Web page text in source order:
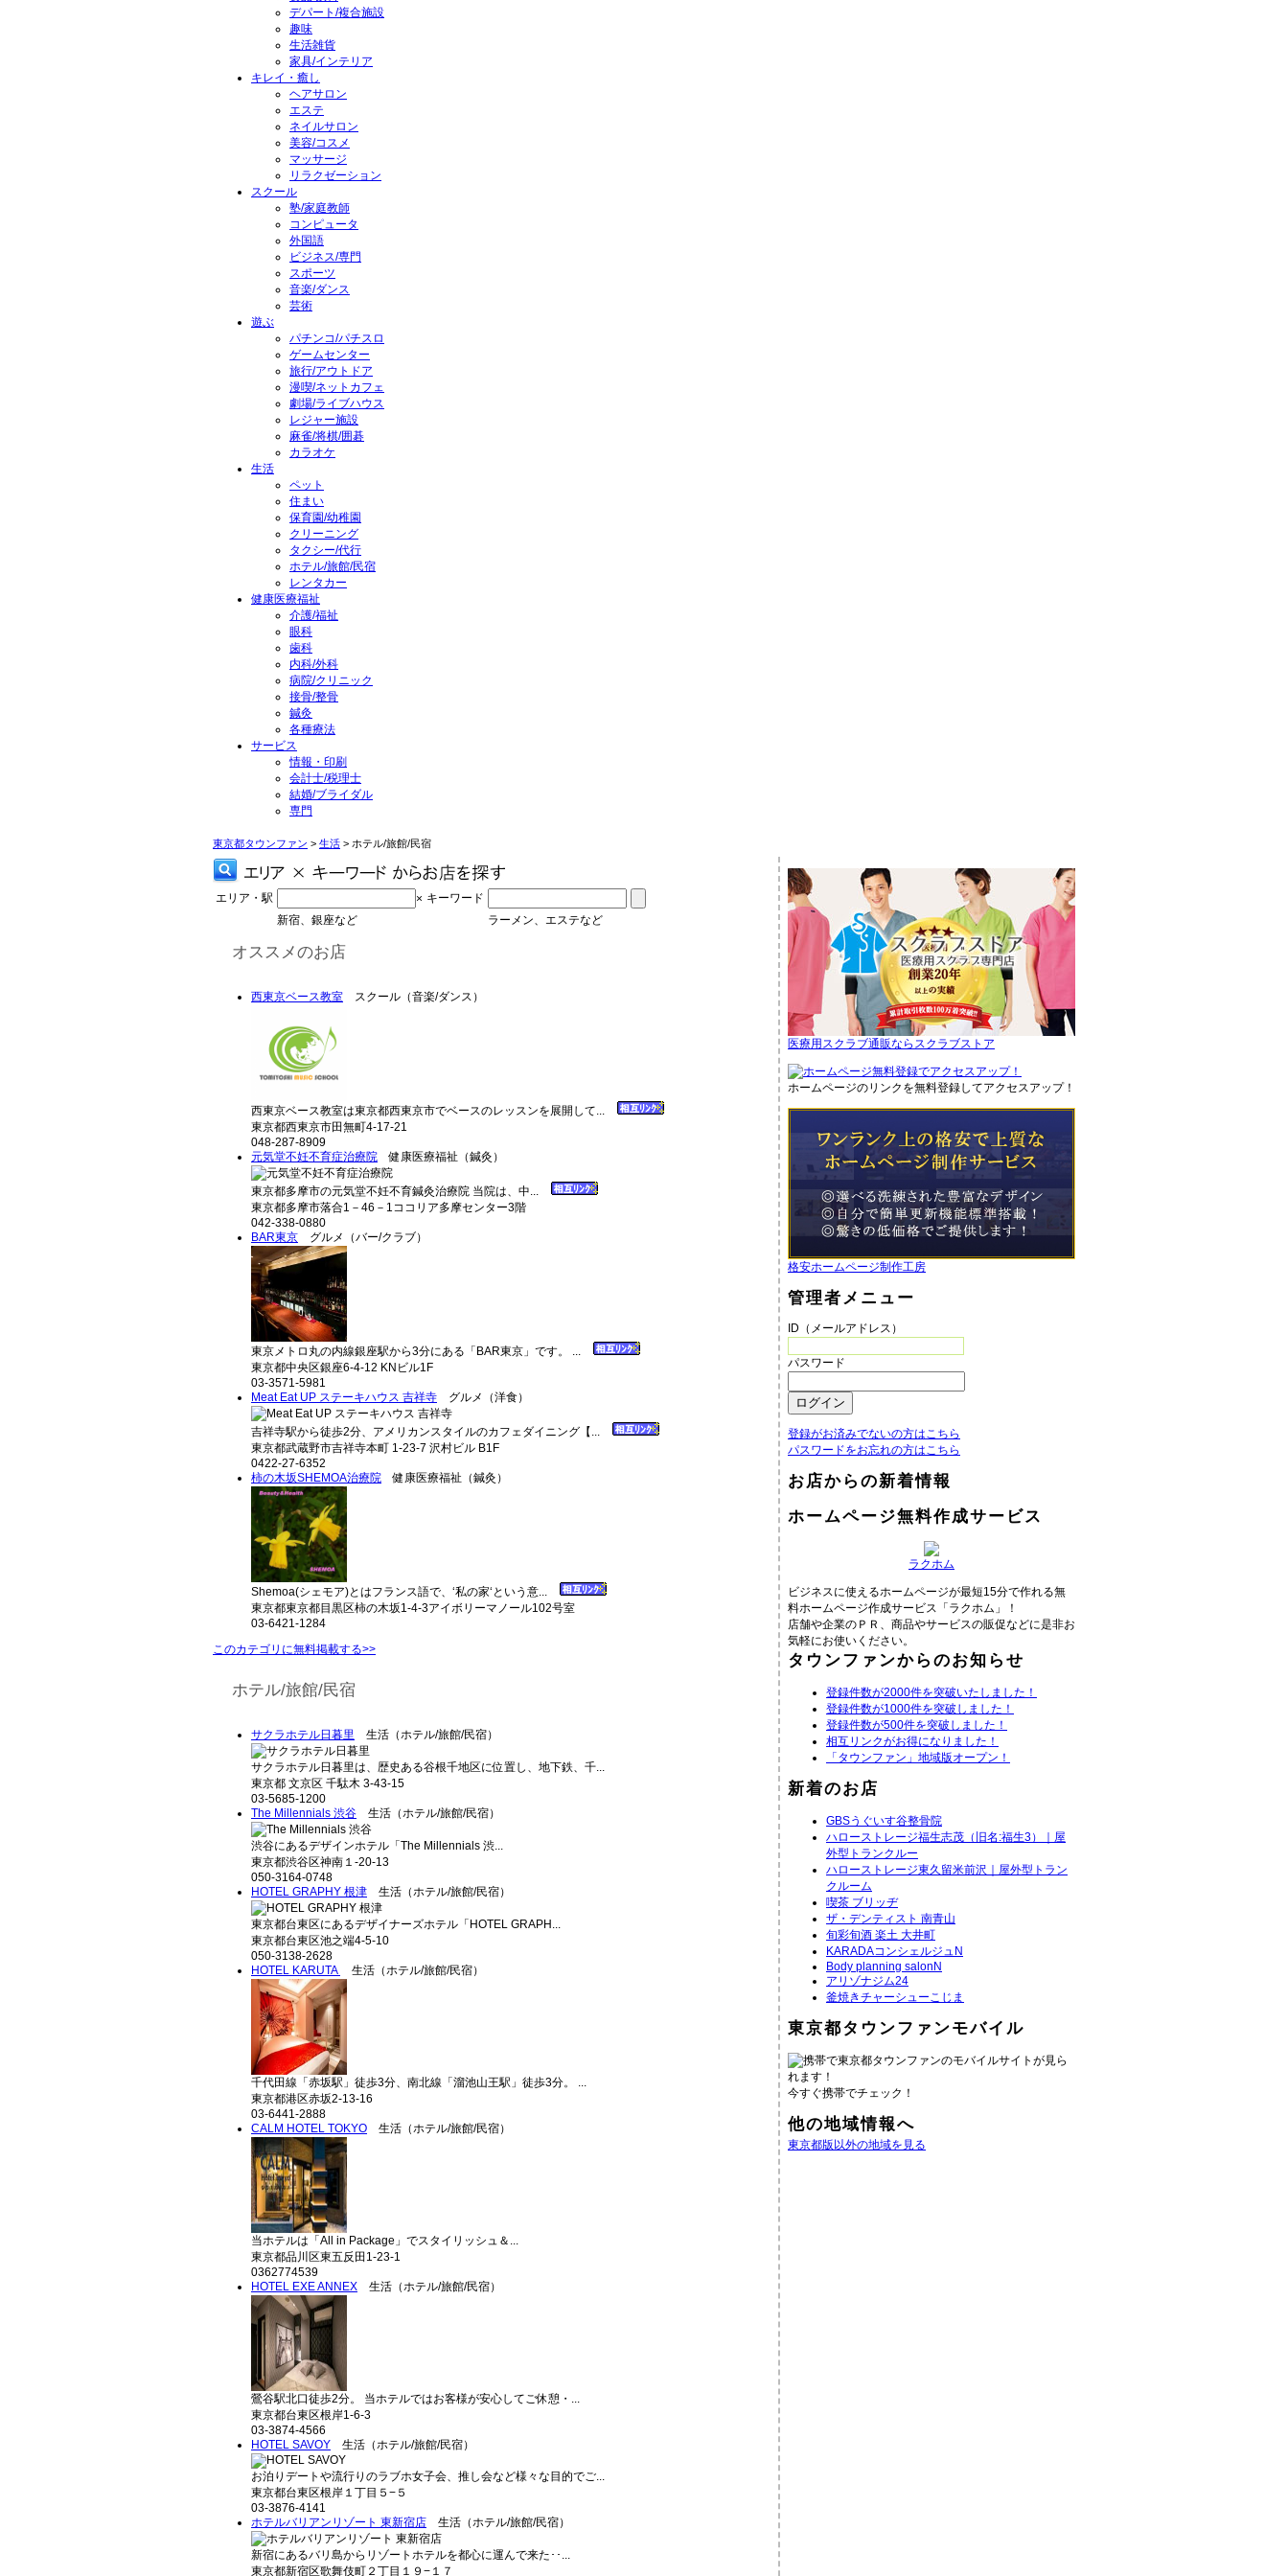
デパート/複合施設
趣味
生活雑貨
家具/インテリア
キレイ・癒し
ヘアサロン
エステ
ネイルサロン
美容/コスメ
マッサージ
リラクゼーション
スクール
塾/家庭教師
コンピュータ
外国語
ビジネス/専門
スポーツ
音楽/ダンス
芸術
遊ぶ
パチンコ/パチスロ
ゲームセンター
旅行/アウトドア
漫喫/ネットカフェ
劇場/ライブハウス
レジャー施設
麻雀/将棋/囲碁
カラオケ
生活
ペット
住まい
保育園/幼稚園
クリーニング
タクシー/代行
ホテル/旅館/民宿
レンタカー
健康医療福祉
介護/福祉
眼科
歯科
内科/外科
病院/クリニック
接骨/整骨
鍼灸
各種療法
サービス
情報・印刷
会計士/税理士
結婚/ブライダル
専門
東京都タウンファン > 生活 > ホテル/旅館/民宿
エリア・駅 × キーワード
新宿、銀座など
ラーメン、エステなど
オススメのお店
西東京ベース教室 スクール（音楽/ダンス）
西東京ベース教室は東京都西東京市でベースのレッスンを展開して...
東京都西東京市田無町4-17-21
048-287-8909
元気堂不妊不育症治療院 健康医療福祉（鍼灸）
東京都多摩市の元気堂不妊不育鍼灸治療院 当院は、中...
東京都多摩市落合1－46－1ココリア多摩センター3階
042-338-0880
BAR東京 グルメ（バー/クラブ）
東京メトロ丸の内線銀座駅から3分にある「BAR東京」です。 ...
東京都中央区銀座6-4-12 KNビル1F
03-3571-5981
Meat Eat UP ステーキハウス 吉祥寺 グルメ（洋食）
吉祥寺駅から徒歩2分、アメリカンスタイルのカフェダイニング【...
東京都武蔵野市吉祥寺本町 1-23-7 沢村ビル B1F
0422-27-6352
柿の木坂SHEMOA治療院 健康医療福祉（鍼灸）
Shemoa(シェモア)とはフランス語で、‘私の家‘という意...
東京都東京都目黒区柿の木坂1-4-3アイボリーマノール102号室
03-6421-1284
このカテゴリに無料掲載する>>
ホテル/旅館/民宿
サクラホテル日暮里 生活（ホテル/旅館/民宿）
サクラホテル日暮里は、歴史ある谷根千地区に位置し、地下鉄、千...
東京都 文京区 千駄木 3-43-15
03-5685-1200
The Millennials 渋谷 生活（ホテル/旅館/民宿）
渋谷にあるデザインホテル「The Millennials 渋...
東京都渋谷区神南１-20-13
050-3164-0748
HOTEL GRAPHY 根津 生活（ホテル/旅館/民宿）
東京都台東区にあるデザイナーズホテル「HOTEL GRAPH...
東京都台東区池之端4-5-10
050-3138-2628
HOTEL KARUTA
生活（ホテル/旅館/民宿）
千代田線「赤坂駅」徒歩3分、南北線「溜池山王駅」徒歩3分。 ...
東京都港区赤坂2-13-16
03-6441-2888
CALM HOTEL TOKYO 生活（ホテル/旅館/民宿）
当ホテルは「All in Package」でスタイリッシュ＆...
東京都品川区東五反田1-23-1
0362774539
HOTEL EXE ANNEX 生活（ホテル/旅館/民宿）
鶯谷駅北口徒歩2分。 当ホテルではお客様が安心してご休憩・...
東京都台東区根岸1-6-3
03-3874-4566
HOTEL SAVOY 生活（ホテル/旅館/民宿）
お泊りデートや流行りのラブホ女子会、推し会など様々な目的でご...
東京都台東区根岸１丁目５−５
03-3876-4141
ホテルバリアンリゾート 東新宿店 生活（ホテル/旅館/民宿）
新宿にあるバリ島からリゾートホテルを都心に運んで来た･･...
東京都新宿区歌舞伎町２丁目１９−１７
医療用スクラブ通販ならスクラブストア
ホームページのリンクを無料登録してアクセスアップ！
格安ホームページ制作工房
管理者メニュー
ID（メールアドレス）
パスワード
登録がお済みでないの方はこちら
パスワードをお忘れの方はこちら
お店からの新着情報
ホームページ無料作成サービス
ラクホム
ビジネスに使えるホームページが最短15分で作れる無
料ホームページ作成サービス「ラクホム」！
店舗や企業のＰＲ、商品やサービスの販促などに是非お
気軽にお使いください。
タウンファンからのお知らせ
登録件数が2000件を突破いたしました！
登録件数が1000件を突破しました！
登録件数が500件を突破しました！
相互リンクがお得になりました！
「タウンファン」地域版オープン！
新着のお店
GBSうぐいす谷整骨院
ハローストレージ福生志茂（旧名:福生3）｜屋
外型トランクルー
ハローストレージ東久留米前沢｜屋外型トラン
クルーム
喫茶 ブリッヂ
ザ・デンティスト 南青山
旬彩旬酒 楽土 大井町
KARADAコンシェルジュN
Body planning salonN
アリゾナジム24
釜焼きチャーシューこじま
東京都タウンファンモバイル
携帯で東京都タウンファンのモバイルサイトが見ら
れます！
今すぐ携帯でチェック！
他の地域情報へ
東京都版以外の地域を見る